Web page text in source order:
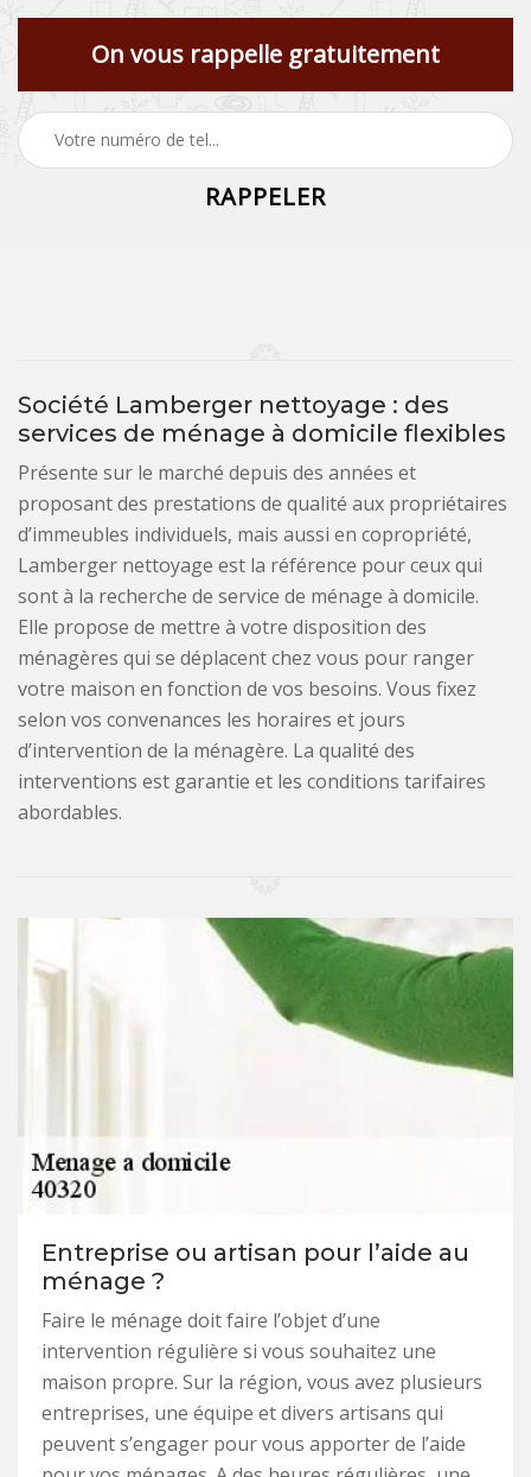
On vous rappelle gratuitement
Société Lamberger nettoyage : des
services de ménage à domicile flexibles
Présente sur le marché depuis des années et
proposant des prestations de qualité aux propriétaires
d’immeubles individuels, mais aussi en copropriété,
Lamberger nettoyage est la référence pour ceux qui
sont à la recherche de service de ménage à domicile.
Elle propose de mettre à votre disposition des
ménagères qui se déplacent chez vous pour ranger
votre maison en fonction de vos besoins. Vous fixez
selon vos convenances les horaires et jours
d’intervention de la ménagère. La qualité des
interventions est garantie et les conditions tarifaires
abordables.
Entreprise ou artisan pour l’aide au
ménage ?
Faire le ménage doit faire l’objet d’une
intervention régulière si vous souhaitez une
maison propre. Sur la région, vous avez plusieurs
entreprises, une équipe et divers artisans qui
peuvent s’engager pour vous apporter de l’aide